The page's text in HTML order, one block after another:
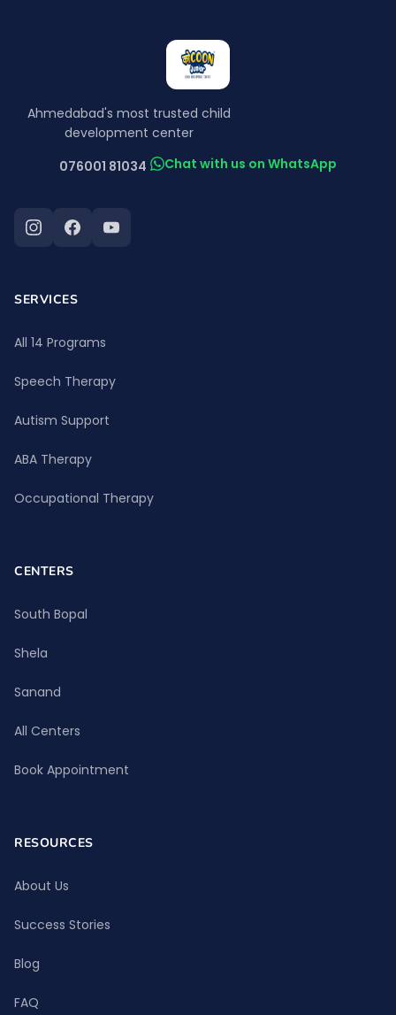
Ahmedabad's most trusted child
development center
076001 81034
Chat with us on WhatsApp
SERVICES
All 14 Programs
Speech Therapy
Autism Support
ABA Therapy
Occupational Therapy
CENTERS
South Bopal
Shela
Sanand
All Centers
Book Appointment
RESOURCES
About Us
Success Stories
Blog
FAQ